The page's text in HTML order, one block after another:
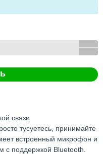
связи
тусуетесь, принимайте
встроенный микрофон и
с поддержкой Bluetooth.